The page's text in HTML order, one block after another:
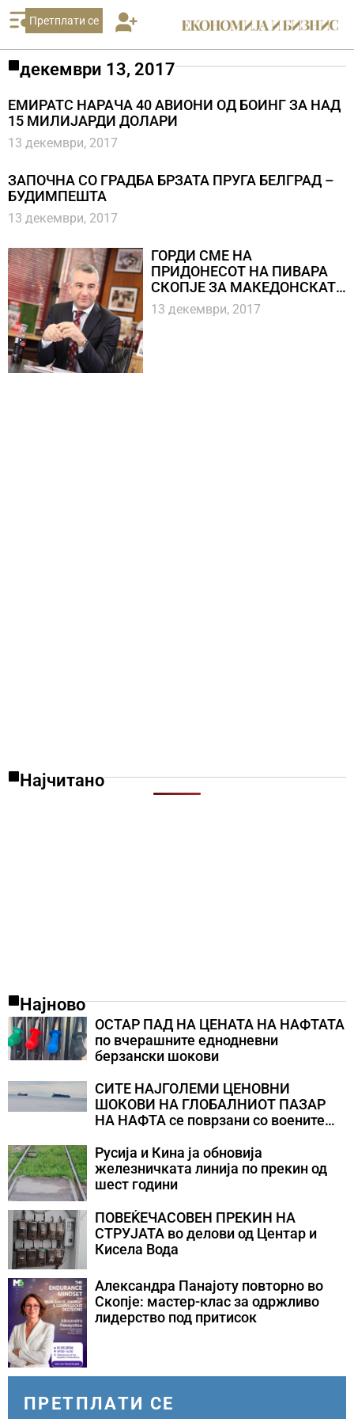
Претплати се
декември 13, 2017
ЕМИРАТС НАРАЧА 40 АВИОНИ ОД БОИНГ ЗА НАД
15 МИЛИЈАРДИ ДОЛАРИ
13 декември, 2017
ЗАПОЧНА СО ГРАДБА БРЗАТА ПРУГА БЕЛГРАД –
БУДИМПЕШТА
13 декември, 2017
ГОРДИ СМЕ НА
ПРИДОНЕСОТ НА ПИВАРА
СКОПЈЕ ЗА МАКЕДОНСКАТА
ЕКОНОМИЈА И ОПШТЕСТВО
13 декември, 2017
Најчитано
Најново
ОСТАР ПАД НА ЦЕНАТА НА НАФТАТА
по вчерашните еднодневни
берзански шокови
СИТЕ НАЈГОЛЕМИ ЦЕНОВНИ
ШОКОВИ НА ГЛОБАЛНИОТ ПАЗАР
НА НАФТА се поврзани со воените
Русија и Кина ја обновија
железничката линија по прекин од
шест години
ПОВЕЌЕЧАСОВЕН ПРЕКИН НА
СТРУЈАТА во делови од Центар и
Кисела Вода
Александра Панајоту повторно во
Скопје: мастер-клас за одржливо
лидерство под притисок
ПРЕТПЛАТИ СЕ